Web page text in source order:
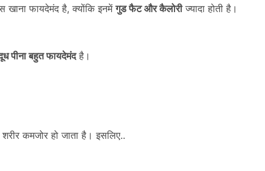
खाना फायदेमंद है, क्योंकि इनमेंगुड फैट और कैलोरीज्यादा होती है।
पीना बहुत फायदेमंदहै।
कमजोर हो जाता है। इसलिए..